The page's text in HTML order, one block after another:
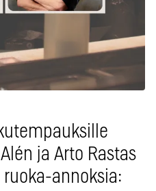
ja Arto Rastas
annoksia: